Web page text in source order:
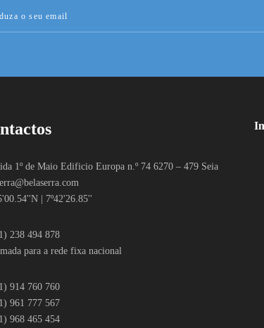
1º de Maio Edificio Europa n.º 74 6270 – 479 Seia
@belaserra.com
| 7º42'26.85''
238 494 878
para a rede fixa nacional
914 760 760
961 777 567
968 465 454